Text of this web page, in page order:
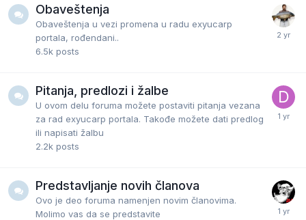
Obaveštenja
Obaveštenja u vezi promena u radu exyucarp
portala, rođendani..
6.5k posts
Pitanja, predlozi i žalbe
U ovom delu foruma možete postaviti pitanja vezana
za rad exyucarp portala. Takođe možete dati predlog
ili napisati žalbu
2.2k posts
Predstavljanje novih članova
Ovo je deo foruma namenjen novim članovima.
Molimo vas da se predstavite